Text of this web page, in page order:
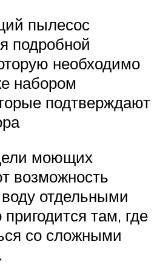
пылесос
подробной
необходимо
набором
подтверждают
моющих
возможность
отдельными
там, где
со сложными